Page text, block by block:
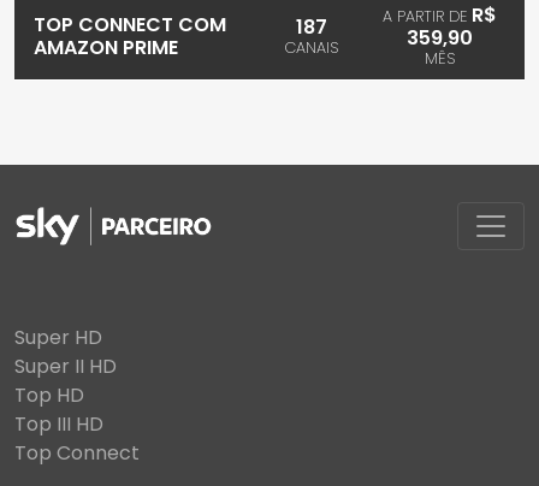
TOP CONNECT COM
AMAZON PRIME
187
CANAIS
A PARTIR DE R$
359,90
MÊS
Super HD
Super II HD
Top HD
Top III HD
Top Connect